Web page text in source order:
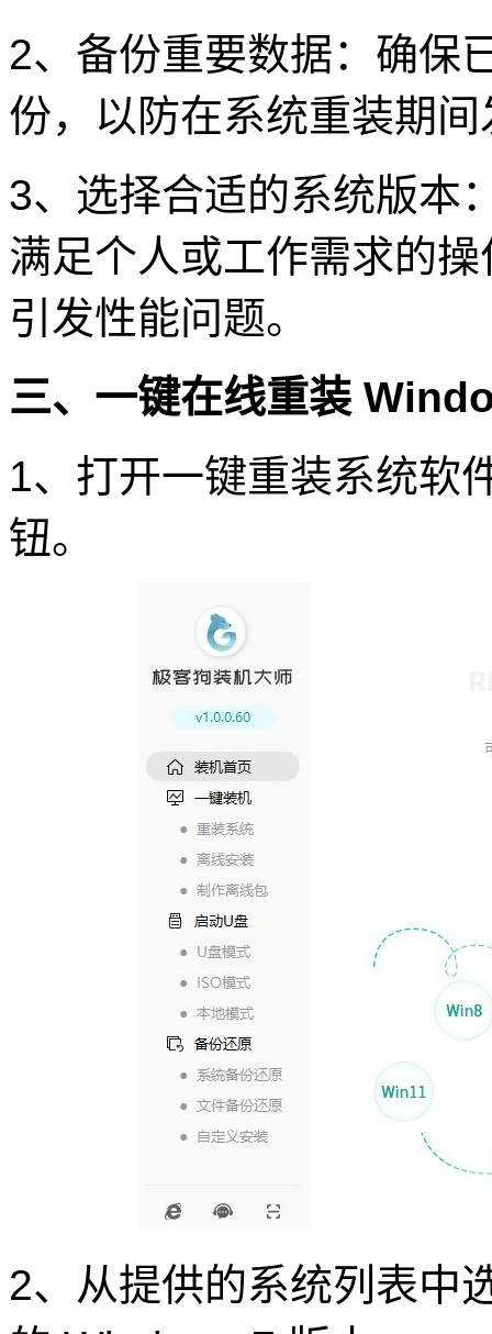
2、备份重要数据：确保
份，以防在系统重装期
3、选择合适的系统版本
满足个人或工作需求的
引发性能问题。
三、一键在线重装
1、打开一键重装系统软
钮。
2、从提供的系统列表中